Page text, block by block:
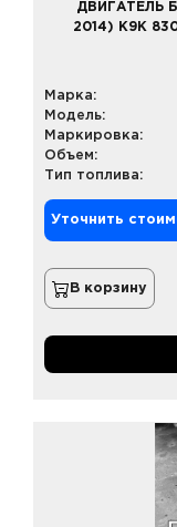
ДВИГАТЕЛЬ
2014) K9K
Марка:
Модель:
Маркировка:
Объем:
Тип топлива:
Уточнить
В корзину